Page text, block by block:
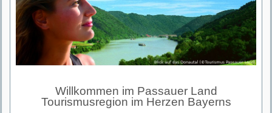
Willkommen im Passauer Land
Tourismusregion im Herzen Bayerns